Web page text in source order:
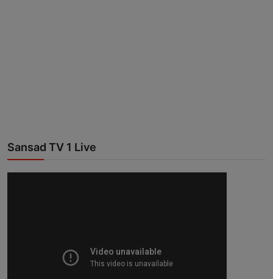
Sansad TV 1 Live